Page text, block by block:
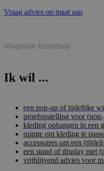
Vraag advies op maat aan
Shopmade keuzehulp
Ik wil ...
een pop-up of tijdelijke
proefopstelling voor
kleding ophangen in een
ruimte om kleding te
accessoires om een
een stand of display met
vrijblijvend advies voor